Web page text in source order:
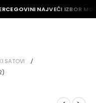
NAJVEĆI IZBOR
SATOVI